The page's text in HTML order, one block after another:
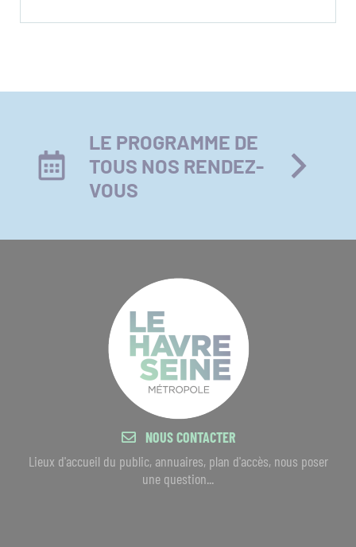
LE PROGRAMME DE
TOUS NOS RENDEZ-
VOUS
NOUS CONTACTER
Lieux d'accueil du public, annuaires, plan d'accès, nous poser
une question...